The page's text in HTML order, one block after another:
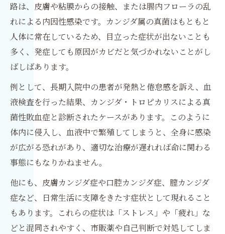
路は、皮膚や粘膜からの接触、または腸内フローラの乱
れによる内因性感染です。カンジダ属の真菌はもともと
人体に常在しているため、目立った症状が出ないことも
多く、発症しても原因がカビだと気づかれないことがし
ばしばあります。
例として、長期入院中の患者が発熱と倦怠感を訴え、血
液検査を行った結果、カンジダ・トロピカリスによる真
菌性敗血症と診断されたケースがあります。このように
体内に侵入し、血液中で繁殖してしまうと、全身に感染
が広がる恐れがあり、適切な治療が遅れれば命に関わる
事態にもなりかねません。
他にも、皮膚カンジダ症や口腔カンジダ症、膣カンジダ
症など、日常生活に支障をきたす症状として現れること
もあります。これらの症状は「ストレス」や「疲れ」な
どと混同されやすく、市販薬や自己判断で対処してしま